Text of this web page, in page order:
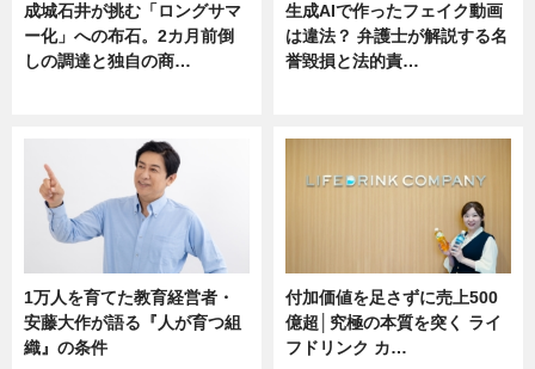
成城石井が挑む「ロングサマ
ー化」への布石。2カ月前倒
しの調達と独自の商…
生成AIで作ったフェイク動画
は違法？ 弁護士が解説する名
誉毀損と法的責…
1万人を育てた教育経営者・
安藤大作が語る『人が育つ組
織』の条件
付加価値を足さずに売上500
億超│究極の本質を突く ライ
フドリンク カ…